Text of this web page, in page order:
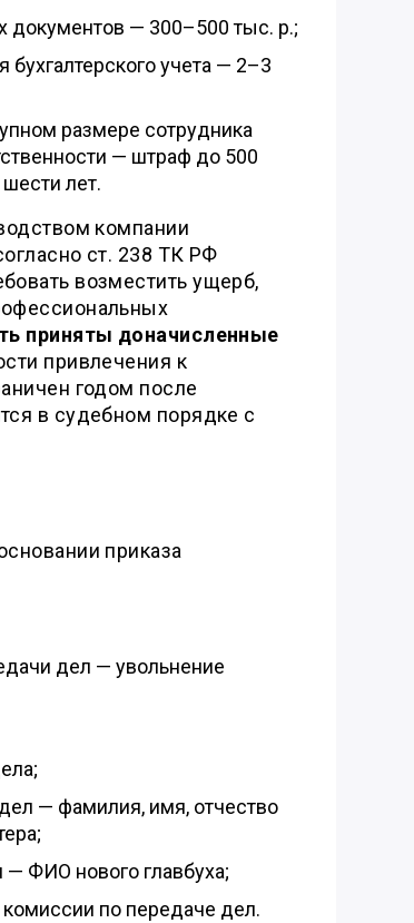
документов — 300–500 тыс. р.;
учета — 2–3
размере сотрудника
— штраф до 500
лет.
компании
ст. 238 ТК РФ
возместить ущерб,
приняты доначисленные
привлечения к
годом после
в судебном порядке с
приказа
дел — увольнение
— фамилия, имя, отчество
— ФИО нового главбуха;
по передаче дел.